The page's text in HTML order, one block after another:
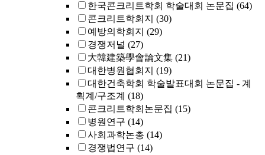
한국콘크리트학회 학술대회 논문집 (64)
콘크리트학회지 (30)
예방의학회지 (29)
경쟁저널 (27)
大韓建築學會論文集 (21)
대한병원협회지 (19)
대한건축학회 학술발표대회 논문집 - 계
획계/구조계 (18)
콘크리트학회논문집 (15)
병원연구 (14)
사회과학논총 (14)
경쟁법연구 (14)